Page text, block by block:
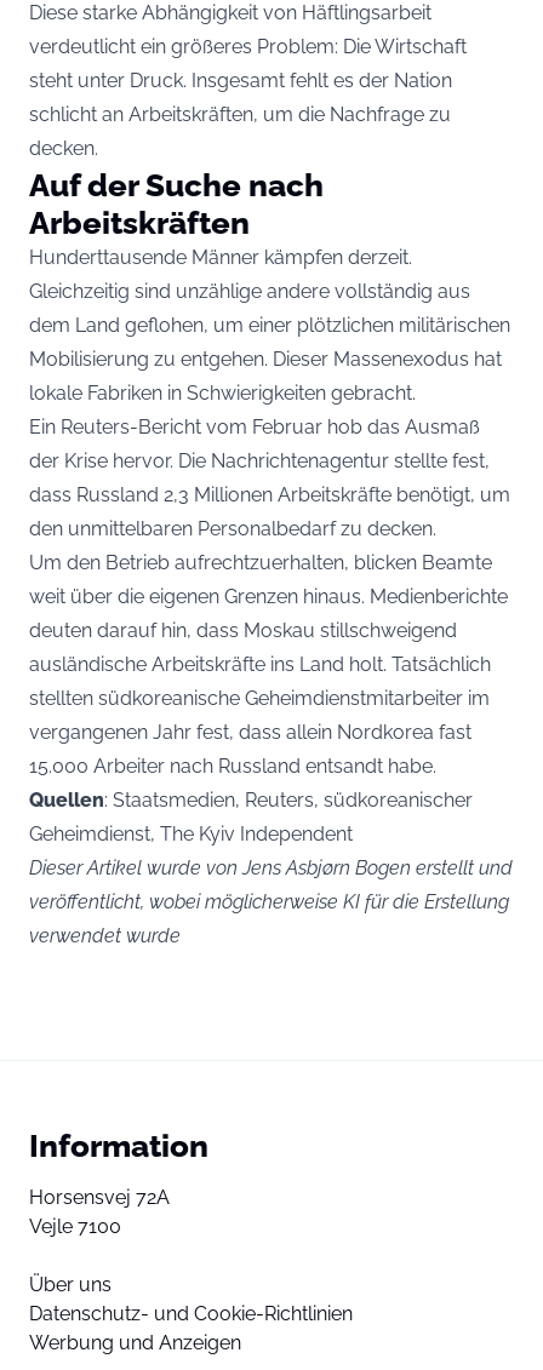
Diese starke Abhängigkeit von Häftlingsarbeit
verdeutlicht ein größeres Problem: Die Wirtschaft
steht unter Druck. Insgesamt fehlt es der Nation
schlicht an Arbeitskräften, um die Nachfrage zu
decken.
Auf der Suche nach
Arbeitskräften
Hunderttausende Männer kämpfen derzeit.
Gleichzeitig sind unzählige andere vollständig aus
dem Land geflohen, um einer plötzlichen militärischen
Mobilisierung zu entgehen. Dieser Massenexodus hat
lokale Fabriken in Schwierigkeiten gebracht.
Ein Reuters-Bericht vom Februar hob das Ausmaß
der Krise hervor. Die Nachrichtenagentur stellte fest,
dass Russland 2,3 Millionen Arbeitskräfte benötigt, um
den unmittelbaren Personalbedarf zu decken.
Um den Betrieb aufrechtzuerhalten, blicken Beamte
weit über die eigenen Grenzen hinaus. Medienberichte
deuten darauf hin, dass Moskau stillschweigend
ausländische Arbeitskräfte ins Land holt. Tatsächlich
stellten südkoreanische Geheimdienstmitarbeiter im
vergangenen Jahr fest, dass allein Nordkorea fast
15.000 Arbeiter nach Russland entsandt habe.
Quellen: Staatsmedien, Reuters, südkoreanischer
Geheimdienst, The Kyiv Independent
Dieser Artikel wurde von Jens Asbjørn Bogen erstellt und
veröffentlicht, wobei möglicherweise KI für die Erstellung
verwendet wurde
Information
Horsensvej 72A
Vejle 7100
Über uns
Datenschutz- und Cookie-Richtlinien
Werbung und Anzeigen